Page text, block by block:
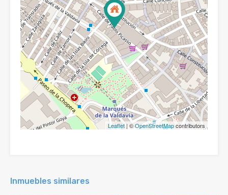
Leaflet| ©OpenStreetMapcontributors
Inmuebles similares